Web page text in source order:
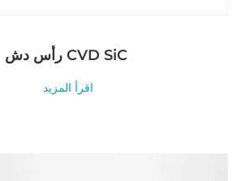
رأس دش CVD SiC
اقرأ المزيد